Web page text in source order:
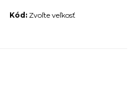
Kód: Zvoľte veľkosť